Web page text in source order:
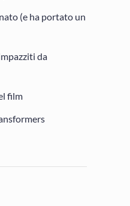
(e ha portato un
da
film